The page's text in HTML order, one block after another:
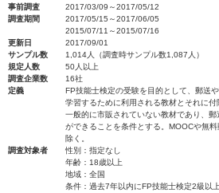
事前調査
2017/03/09～2017/05/12
調査期間
2017/05/15～2017/06/05
2015/07/11～2015/07/16
更新日
2017/09/01
サンプル数
1,014人（調査時サンプル数1,087人）
規定人数
50人以上
調査企業数
16社
定義
FP技能士検定の受験を目的として、郵送
学習するために利用される教材とそれに
一般的に市販されていない教材であり、
ができることを条件とする。MOOCや無
除く。
調査対象者
性別：指定なし
年齢：18歳以上
地域：全国
条件：過去7年以内にFP技能士検定2級以